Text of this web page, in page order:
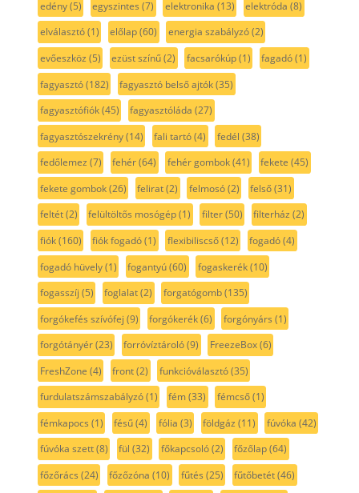
edény(5) egyszintes (7) elektronika (13) elektróda (8)
elválasztó(1) előlap(60) energia szabályzó(2)
evőeszköz (5) ezüst színű(2) facsarókúp(1) fagadó(1)
fagyasztó(182) fagyasztó belső ajtók(35)
fagyasztófiók(45) fagyasztóláda (27)
fagyasztószekrény(14) fali tartó(4) fedél (38)
fedőlemez (7) fehér(64) fehér gombok(41) fekete (45)
fekete gombok(26) felirat(2) felmosó(2) felső(31)
feltét(2) felültöltős mosógép(1) filter(50) filterház (2)
fiók(160) fiók fogadó(1) flexibiliscső(12) fogadó(4)
fogadó hüvely(1) fogantyú(60) fogaskerék(10)
fogasszíj (5) foglalat(2) forgatógomb(135)
forgókefés szívófej (9) forgókerék(6) forgónyárs (1)
forgótányér(23) forróvíztároló(9) FreezeBox(6)
FreshZone (4) front(2) funkcióválasztó(35)
furdulatszámszabályzó(1) fém(33) fémcső(1)
fémkapocs (1) fésű(4) fólia (3) földgáz (11) fúvóka (42)
fúvóka szett(8) fül (32) főkapcsoló(2) főzőlap(64)
főzőrács (24) főzőzóna (10) fűtés (25) fűtőbetét(46)